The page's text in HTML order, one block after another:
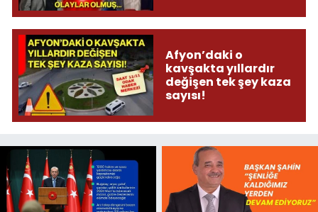
olmuş...
Afyon’daki o
kavşakta yıllardır
değişen tek şey kaza
sayısı!